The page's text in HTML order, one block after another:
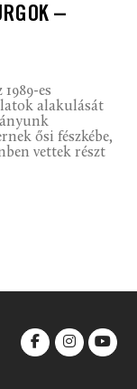
–
es
alakulását
ősi fészkébe,
vettek részt